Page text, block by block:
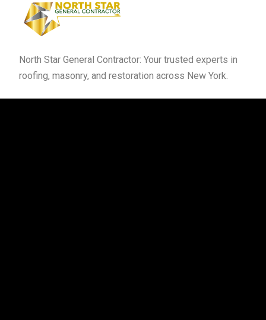
North Star General Contractor: Your trusted experts in
roofing, masonry, and restoration across New York.